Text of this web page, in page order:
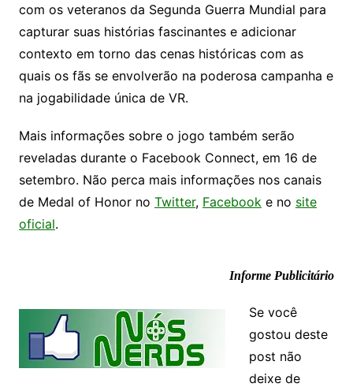
com os veteranos da Segunda Guerra Mundial para
capturar suas histórias fascinantes e adicionar
contexto em torno das cenas históricas com as
quais os fãs se envolverão na poderosa campanha e
na jogabilidade única de VR.
Mais informações sobre o jogo também serão
reveladas durante o Facebook Connect, em 16 de
setembro. Não perca mais informações nos canais
de Medal of Honor no Twitter, Facebook e no site
oficial.
Informe Publicitário
Se você
gostou deste
post não
deixe de